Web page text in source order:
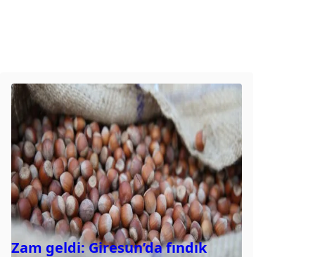
Zam geldi: Giresun’da fındık